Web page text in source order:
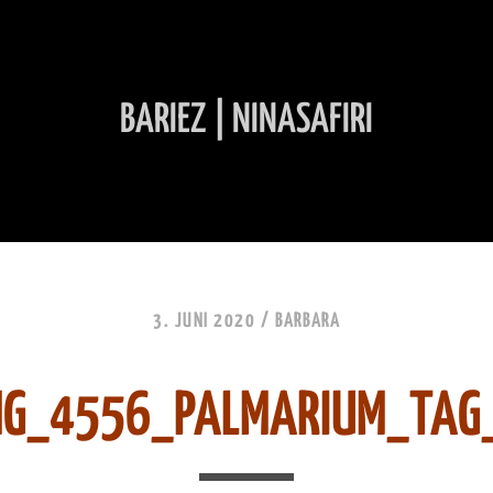
3. JUNI 2020 / BARBARA
BARIEZ | NINASAFIRI